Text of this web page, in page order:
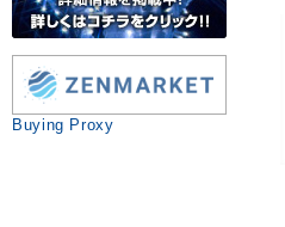
Buying Proxy